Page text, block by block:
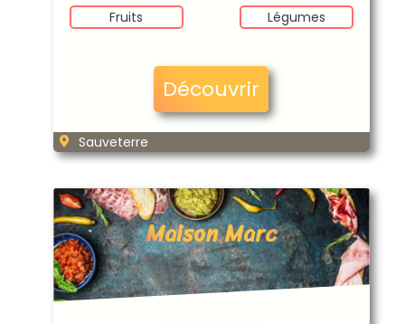
Fruits Légumes
Découvrir
Sauveterre
Maison Marc